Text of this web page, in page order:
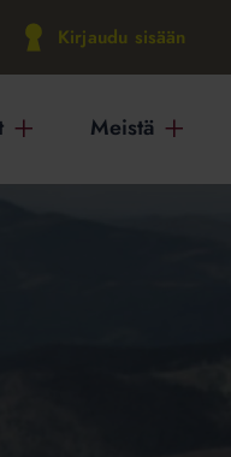
Kirjaudu sisään
Meistä